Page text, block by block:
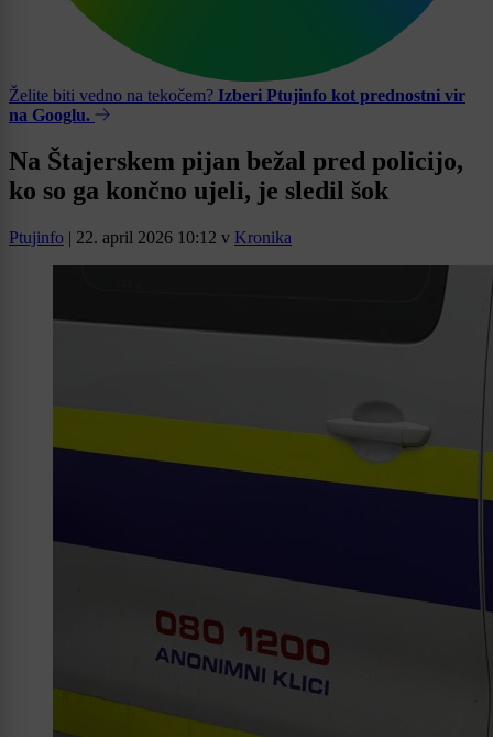
Želite biti vedno na tekočem? Izberi Ptujinfo kot prednostni vir
na Googlu.
Na Štajerskem pijan bežal pred policijo,
ko so ga končno ujeli, je sledil šok
Ptujinfo | 22. april 2026 10:12 v Kronika